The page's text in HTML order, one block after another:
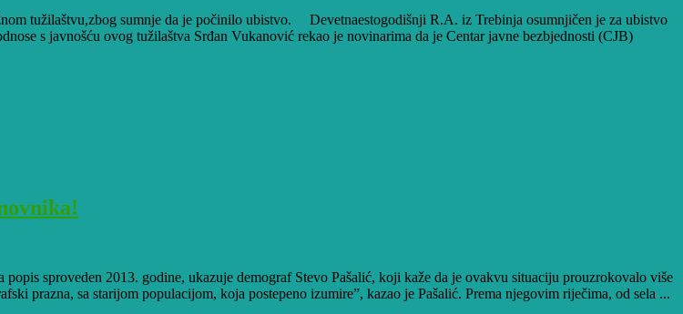
tužilaštvu,zbog sumnje da je počinilo ubistvo. Devetnaestogodišnji R.A. iz Trebinja osumnjičen je za ubistvo
s javnošću ovog tužilaštva Srđan Vukanović rekao je novinarima da je Centar javne bezbjednosti (CJB)
sproveden 2013. godine, ukazuje demograf Stevo Pašalić, koji kaže da je ovakvu situaciju prouzrokovalo više
prazna, sa starijom populacijom, koja postepeno izumire”, kazao je Pašalić. Prema njegovim riječima, od sela ...